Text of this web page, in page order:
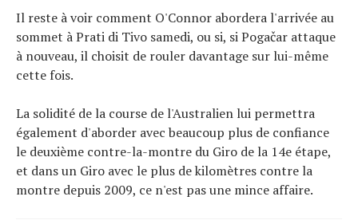
Il reste à voir comment O'Connor abordera l'arrivée au
sommet à Prati di Tivo samedi, ou si, si Pogačar attaque
à nouveau, il choisit de rouler davantage sur lui-même
cette fois.
La solidité de la course de l'Australien lui permettra
également d'aborder avec beaucoup plus de confiance
le deuxième contre-la-montre du Giro de la 14e étape,
et dans un Giro avec le plus de kilomètres contre la
montre depuis 2009, ce n'est pas une mince affaire.